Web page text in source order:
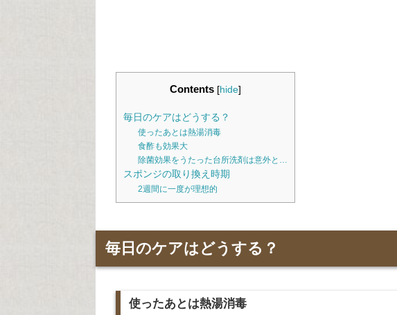
Contents [hide]
毎日のケアはどうする？
使ったあとは熱湯消毒
食酢も効果大
除菌効果をうたった台所洗剤は意外と…
スポンジの取り換え時期
2週間に一度が理想的
毎日のケアはどうする？
使ったあとは熱湯消毒